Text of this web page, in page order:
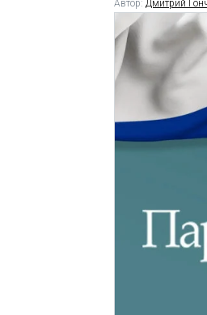
Автор: Дмитрий